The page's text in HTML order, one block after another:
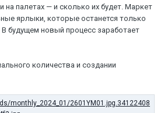
палетах — и сколько их будет. Маркет
ярлыки, которые останется только
В будущем новый процесс заработает
количества и создании